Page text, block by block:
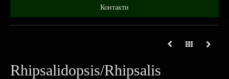
Контакти
Rhipsalidopsis/Rhipsalis